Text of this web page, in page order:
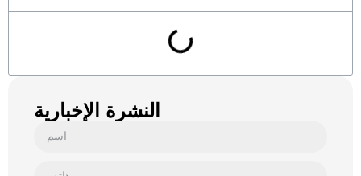
النشرة الإخبارية